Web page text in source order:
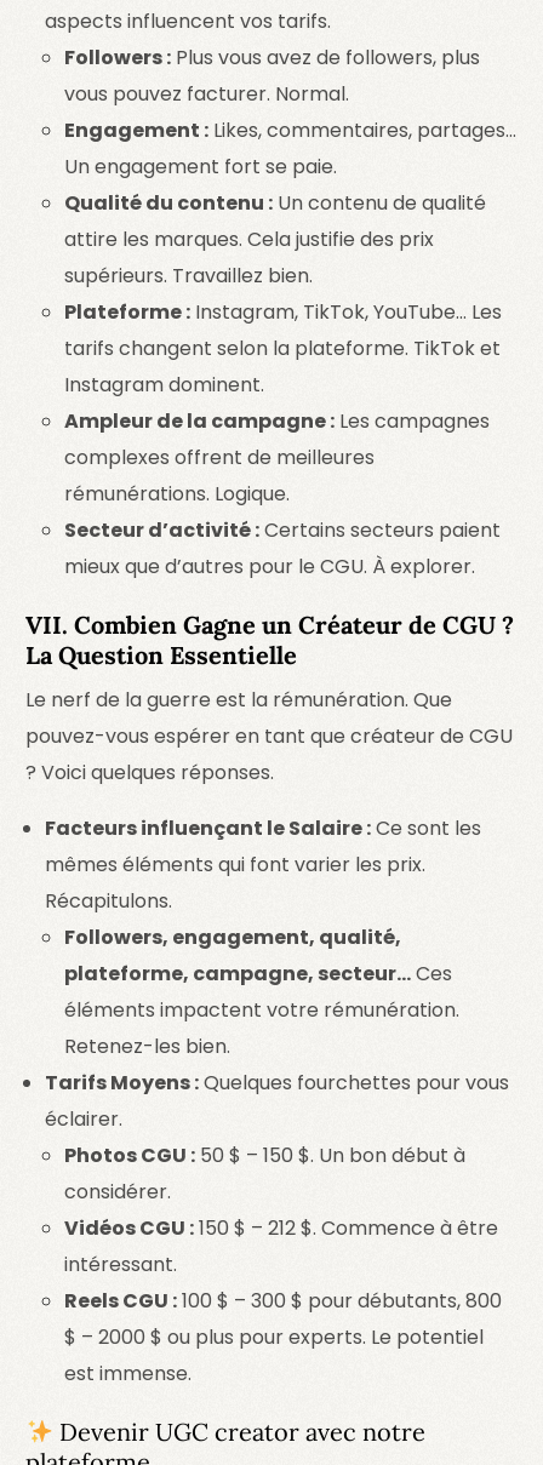
aspects influencent vos tarifs.
Followers : Plus vous avez de followers, plus
vous pouvez facturer. Normal.
Engagement : Likes, commentaires, partages…
Un engagement fort se paie.
Qualité du contenu : Un contenu de qualité
attire les marques. Cela justifie des prix
supérieurs. Travaillez bien.
Plateforme : Instagram, TikTok, YouTube… Les
tarifs changent selon la plateforme. TikTok et
Instagram dominent.
Ampleur de la campagne : Les campagnes
complexes offrent de meilleures
rémunérations. Logique.
Secteur d’activité :Certains secteurs paient
mieux que d’autres pour le CGU. À explorer.
VII. Combien Gagne un Créateur de CGU ?
La Question Essentielle
Le nerf de la guerre est la rémunération. Que
pouvez-vous espérer en tant que créateur de CGU
? Voici quelques réponses.
Facteurs influençant le Salaire :Ce sont les
mêmes éléments qui font varier les prix.
Récapitulons.
Followers, engagement, qualité,
plateforme, campagne, secteur…Ces
éléments impactent votre rémunération.
Retenez-les bien.
Tarifs Moyens :Quelques fourchettes pour vous
éclairer.
Photos CGU : 50 $ – 150 $. Un bon début à
considérer.
Vidéos CGU :150 $ – 212 $. Commence à être
intéressant.
Reels CGU :100 $ – 300 $ pour débutants, 800
$ – 2000 $ ou plus pour experts. Le potentiel
est immense.
Devenir UGC creator avec notre